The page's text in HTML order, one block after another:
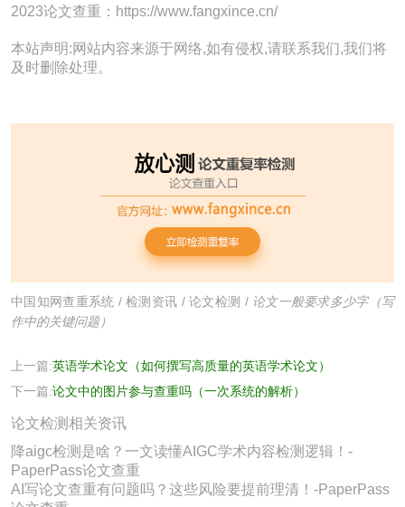
2023论文查重：https://www.fangxince.cn/
本站声明:网站内容来源于网络,如有侵权,请联系我们,我们将
及时删除处理。
中国知网查重系统 /检测资讯 / 论文检测 / 论文一般要求多少字（写
作中的关键问题）
上一篇:英语学术论文（如何撰写高质量的英语学术论文）
下一篇:论文中的图片参与查重吗（一次系统的解析）
论文检测相关资讯
降aigc检测是啥？一文读懂AIGC学术内容检测逻辑！-
PaperPass论文查重
AI写论文查重有问题吗？这些风险要提前理清！-PaperPass